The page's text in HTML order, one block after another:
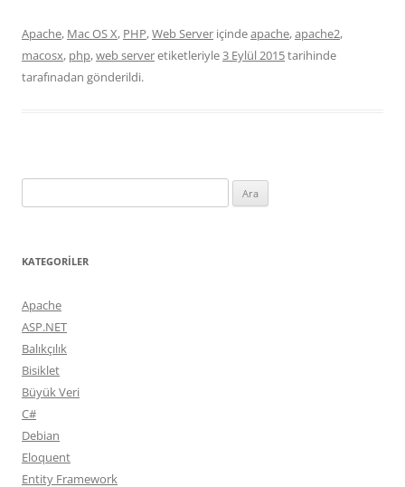
Apache, Mac OS X, PHP,Web Server içindeapache,apache2,
macosx, php,web serveretiketleriyle3 Eylül 2015tarihinde
tarafınadan gönderildi.
KATEGORILER
Apache
ASP.NET
Balıkçılık
Bisiklet
Büyük Veri
C#
Debian
Eloquent
Entity Framework